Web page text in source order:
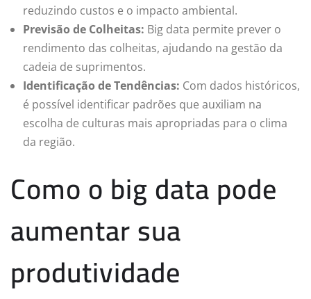
reduzindo custos e o impacto ambiental.
Previsão de Colheitas: Big data permite prever o
rendimento das colheitas, ajudando na gestão da
cadeia de suprimentos.
Identificação de Tendências: Com dados históricos,
é possível identificar padrões que auxiliam na
escolha de culturas mais apropriadas para o clima
da região.
Como o big data pode
aumentar sua
produtividade